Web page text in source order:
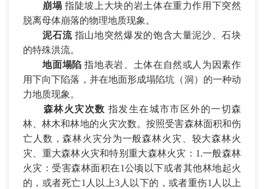
崩塌 指陡坡上大块的岩土体在重力作用下突然
脱离母体崩落的物理地质现象。
泥石流指山地突然爆发的饱含大量泥沙、石块
的特殊洪流。
地面塌陷 指地表岩、土体在自然或人为因素作
用下向下陷落，并在地面形成塌陷坑（洞）的一种动
力地质现象。
森林火灾次数 指发生在城市市区外的一切森
林、林木和林地的火灾次数。按照受害森林面积和伤
亡人数，森林火灾分为一般森林火灾、较大森林火
灾、重大森林火灾和特别重大森林火灾： 1.一般森林
火灾：受害森林面积在1公顷以下或者其他林地起火
的，或者死亡1 人以上3 人以下的，或者重伤1 人以上